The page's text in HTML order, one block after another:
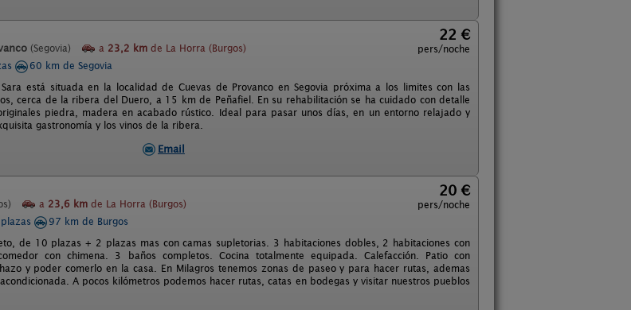
(Segovia) a 23,2 km de La Horra (Burgos)
22 €
pers/noche
60 km de Segovia
está situada en la localidad de Cuevas de Provanco en Segovia próxima a los limites con las
cerca de la ribera del Duero, a 15 km de Peñafiel. En su rehabilitación se ha cuidado con detalle
piedra, madera en acabado rústico. Ideal para pasar unos días, en un entorno relajado y
gastronomía y los vinos de la ribera.
Email
a 23,6 km de La Horra (Burgos)
20 €
pers/noche
97 km de Burgos
de 10 plazas + 2 plazas mas con camas supletorias. 3 habitaciones dobles, 2 habitaciones con
con chimena. 3 baños completos. Cocina totalmente equipada. Calefacción. Patio con
y poder comerlo en la casa. En Milagros tenemos zonas de paseo y para hacer rutas, ademas
A pocos kilómetros podemos hacer rutas, catas en bodegas y visitar nuestros pueblos